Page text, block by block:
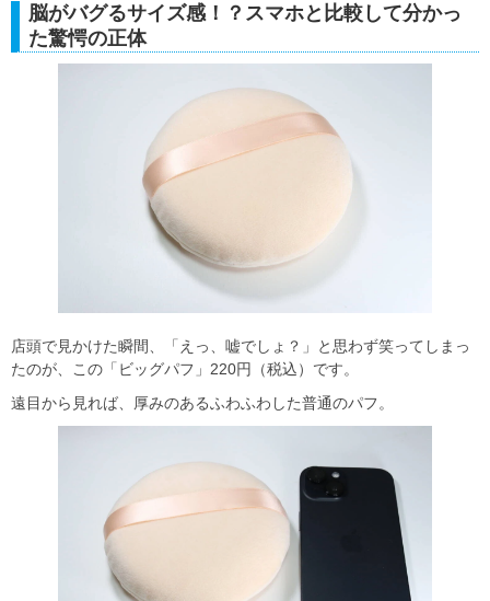
脳がバグるサイズ感！？スマホと比較して分かっ
た驚愕の正体
店頭で見かけた瞬間、「えっ、嘘でしょ？」と思わず笑ってしまっ
たのが、この「ビッグパフ」220円（税込）です。
遠目から見れば、厚みのあるふわふわした普通のパフ。